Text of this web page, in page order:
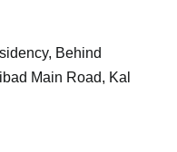
Behind
Main Road, Kal